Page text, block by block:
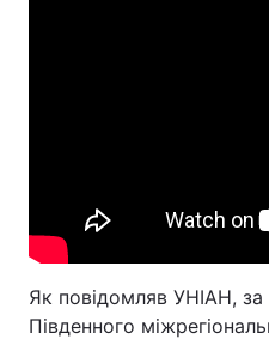
Як повідомляв УНІАН,
Південного